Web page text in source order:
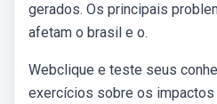
gerados. Os principais
afetam o brasil e o.
Webclique e teste seus
exercícios sobre os impactos